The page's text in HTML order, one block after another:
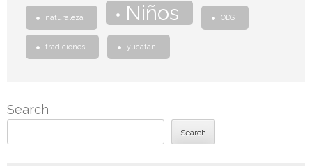
naturaleza Niños ODS
tradiciones yucatan
Search
Search